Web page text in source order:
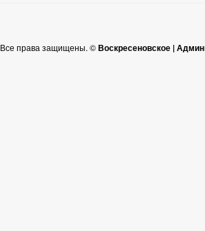
Все права защищены. ©Воскресеновское |